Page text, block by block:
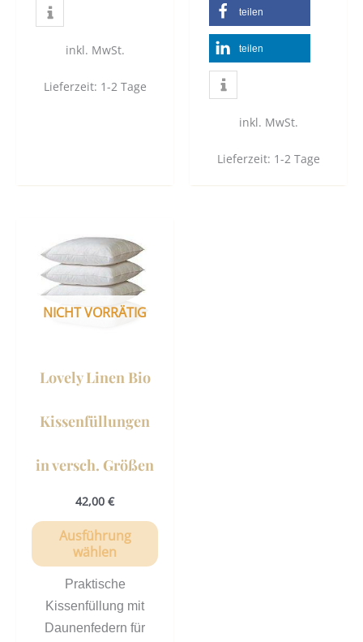
inkl. MwSt.
Lieferzeit: 1-2 Tage
teilen
teilen
inkl. MwSt.
Lieferzeit: 1-2 Tage
NICHT VORRÄTIG
Lovely Linen Bio
Kissenfüllungen
in versch. Größen
42,00 €
Ausführung
wählen
Praktische
Kissenfüllung mit
Daunenfedern für